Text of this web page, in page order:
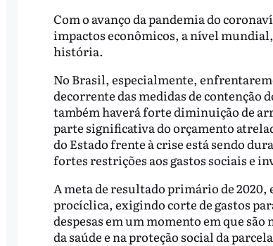
Com o avanço da pandemia do
impactos econômicos, a nível
história.
No Brasil, especialmente,
decorrente das medidas de contenção
também haverá forte diminuição de
parte significativa do orçamento
do Estado frente à crise está sendo
fortes restrições aos gastos sociais e
A meta de resultado primário de 2020,
procíclica, exigindo corte de gastos
despesas em um momento em que
da saúde e na proteção social da